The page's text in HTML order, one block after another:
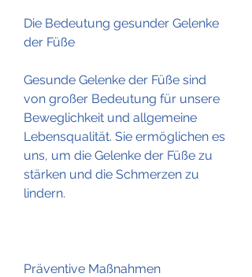
Die Bedeutung gesunder Gelenke
der Füße
Gesunde Gelenke der Füße sind
von großer Bedeutung für unsere
Beweglichkeit und allgemeine
Lebensqualität. Sie ermöglichen es
uns, um die Gelenke der Füße zu
stärken und die Schmerzen zu
lindern.
Präventive Maßnahmen